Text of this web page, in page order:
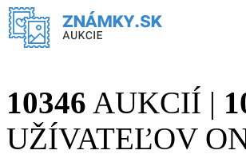
10346 AUKCIÍ |
UŽÍVATEĽOV